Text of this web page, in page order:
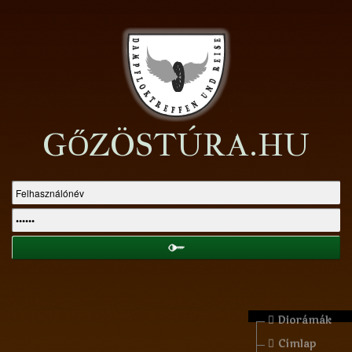
GŐZÖSTÚRA.HU
Diorámák
Címlap